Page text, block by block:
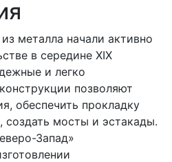
металла начали активно
в середине XIX
и легко
позволяют
обеспечить прокладку
создать мосты и эстакады.
Запад»